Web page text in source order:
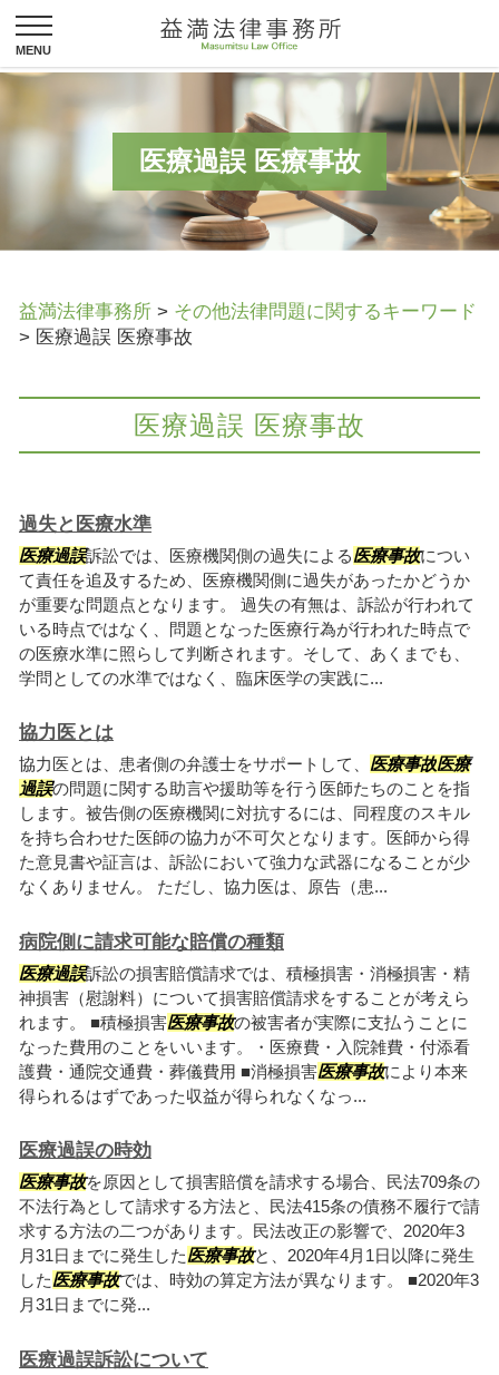
医療過誤 医療事故
益満法律事務所 > その他法律問題に関するキーワード
> 医療過誤 医療事故
医療過誤 医療事故
過失と医療水準
医療過誤訴訟では、医療機関側の過失による医療事故につい
て責任を追及するため、医療機関側に過失があったかどうか
が重要な問題点となります。 過失の有無は、訴訟が行われて
いる時点ではなく、問題となった医療行為が行われた時点で
の医療水準に照らして判断されます。そして、あくまでも、
学問としての水準ではなく、臨床医学の実践に...
協力医とは
協力医とは、患者側の弁護士をサポートして、 医療事故医療
過誤の問題に関する助言や援助等を行う医師たちのことを指
します。被告側の医療機関に対抗するには、同程度のスキル
を持ち合わせた医師の協力が不可欠となります。医師から得
た意見書や証言は、訴訟において強力な武器になることが少
なくありません。 ただし、協力医は、原告（患...
病院側に請求可能な賠償の種類
医療過誤訴訟の損害賠償請求では、積極損害・消極損害・精
神損害（慰謝料）について損害賠償請求をすることが考えら
れます。 ■積極損害医療事故の被害者が実際に支払うことに
なった費用のことをいいます。・医療費・入院雑費・付添看
護費・通院交通費・葬儀費用 ■消極損害医療事故により本来
得られるはずであった収益が得られなくなっ...
医療過誤の時効
医療事故を原因として損害賠償を請求する場合、民法709条の
不法行為として請求する方法と、民法415条の債務不履行で請
求する方法の二つがあります。民法改正の影響で、2020年3
月31日までに発生した医療事故と、2020年4月1日以降に発生
した医療事故では、時効の算定方法が異なります。 ■2020年3
月31日までに発...
医療過誤訴訟について